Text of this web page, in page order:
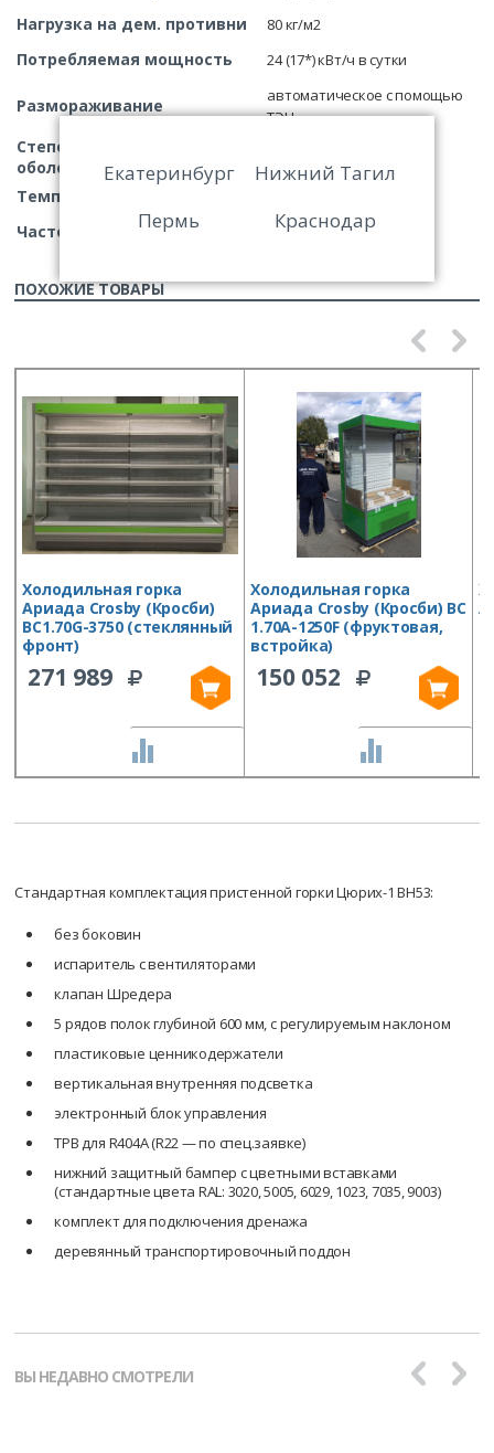
Нагрузка на дем. противни 80 кг/м2
Потребляемая мощность 24 (17*) кВт/ч в сутки
Размораживание
автоматическое с помощью
ТЭН
Степень защитной
оболочки
Темп. окружающей среды
Частота тока 50 Гц
ПОХОЖИЕ ТОВАРЫ
Холодильная горка
Ариада Crosby (Кросби)
ВС1.70G-3750 (стеклянный
фронт)
271 989
Холодильная горка
Ариада Crosby (Кросби) ВС
1.70А-1250F (фруктовая,
встройка)
150 052
Стандартная комплектация пристенной горки Цюрих-1 ВН53:
без боковин
испаритель с вентиляторами
клапан Шредера
5 рядов полок глубиной 600 мм, с регулируемым наклоном
пластиковые ценникодержатели
вертикальная внутренняя подсветка
электронный блок управления
ТРВ для R404А (R22 — по спец.заявке)
нижний защитный бампер с цветными вставками
(стандартные цвета RAL: 3020, 5005, 6029, 1023, 7035, 9003)
комплект для подключения дренажа
деревянный транспортировочный поддон
ВЫ НЕДАВНО СМОТРЕЛИ
Екатеринбург
Нижний Тагил
Пермь
Краснодар